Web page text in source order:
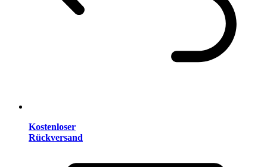
Kostenloser
Rückversand